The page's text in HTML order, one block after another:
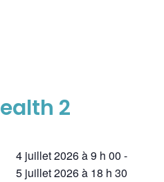
2
4 juillet 2026à9 h 00 -
5 juillet 2026à 18 h 30